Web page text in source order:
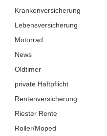
Krankenversicherung
Lebensversicherung
Motorrad
News
Oldtimer
private Haftpflicht
Rentenversicherung
Riester Rente
Roller/Moped